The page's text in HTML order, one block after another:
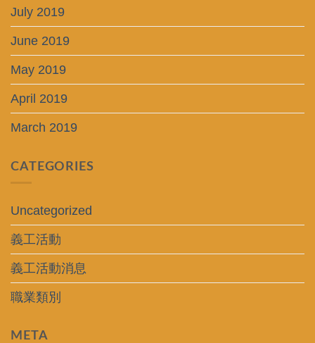
July 2019
June 2019
May 2019
April 2019
March 2019
CATEGORIES
Uncategorized
義工活動
義工活動消息
職業類別
META